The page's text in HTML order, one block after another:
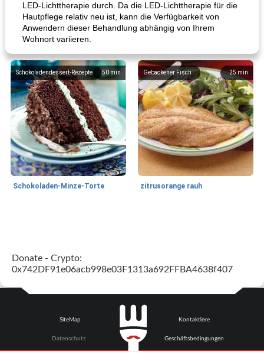
LED-Lichttherapie durch. Da die LED-Lichttherapie für die
Hautpflege relativ neu ist, kann die Verfügbarkeit von
Anwendern dieser Behandlung abhängig von Ihrem
Wohnort variieren.
50 min
Schokoladendessert-Rezepte
Schokoladen-Minze-Torte
25 min
Gebackener Fisch
zitrusorange rauh
Flank Steak Salsa-Stil gezogen Pilz-Lauch-Galette
Donate - Crypto:
0x742DF91e06acb998e03F1313a692FFBA4638f407
SiteMap
Datenschutz
Kontaktiere
Geschäftsbedingungen